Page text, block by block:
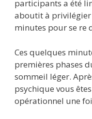
participants a été
aboutit à privilégier
minutes pour se re
Ces quelques
premières phases
sommeil léger.
psychique vous
opérationnel une